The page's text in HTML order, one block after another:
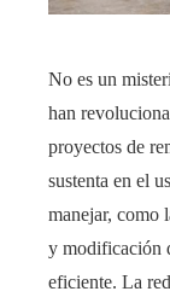
No es un
han
proyectos de
sustenta en el
manejar, como
y modificación
eficiente. La